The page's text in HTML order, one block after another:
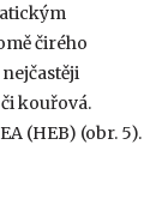
čirého
kouřová.
(HEB) (obr. 5).